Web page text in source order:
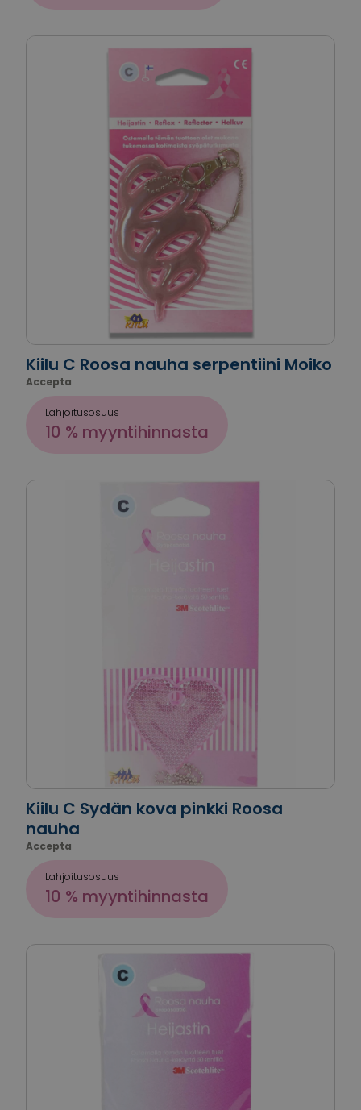
Kiilu C Roosa nauha serpentiini Moiko
Accepta
Lahjoitusosuus
10 % myyntihinnasta
Kiilu C Sydän kova pinkki Roosa
nauha
Accepta
Lahjoitusosuus
10 % myyntihinnasta